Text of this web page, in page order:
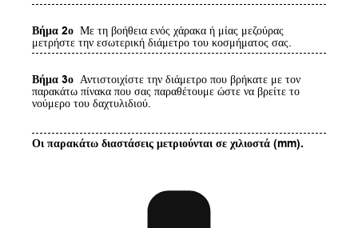
Βήμα 2ο Με τη βοήθεια ενός χάρακα ή μίας μεζούρας
μετρήστε την εσωτερική διάμετρο του κοσμήματος σας.
Βήμα 3ο Αντιστοιχίστε την διάμετρο που βρήκατε με τον
παρακάτω πίνακα που σας παραθέτουμε ώστε να βρείτε το
νούμερο του δαχτυλιδιού.
Οι παρακάτω διαστάσεις μετριούνται σε χιλιοστά (mm).